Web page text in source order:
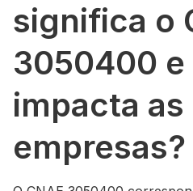
significa o
3050400
impacta as
empresas?